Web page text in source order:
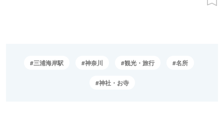
三浦海岸駅 神奈川 観光・旅行 名所
神社・お寺